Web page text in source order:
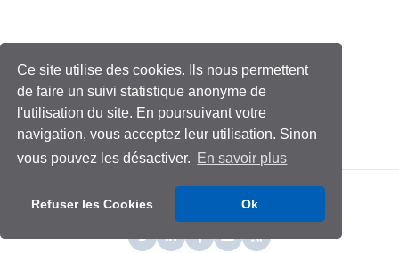
Ce site utilise des cookies. Ils nous permettent
de faire un suivi statistique anonyme de
l'utilisation du site. En poursuivant votre
navigation, vous acceptez leur utilisation. Sinon
vous pouvez les désactiver. En savoir plus
Refuser les Cookies Ok